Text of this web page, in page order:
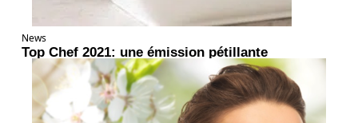
News
Top Chef 2021: une émission pétillante